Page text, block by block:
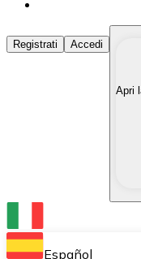
Acquista
Acquista le
Converti le tue
Scambia una
Conserva le tue
Registrati Accedi
Apri
Español